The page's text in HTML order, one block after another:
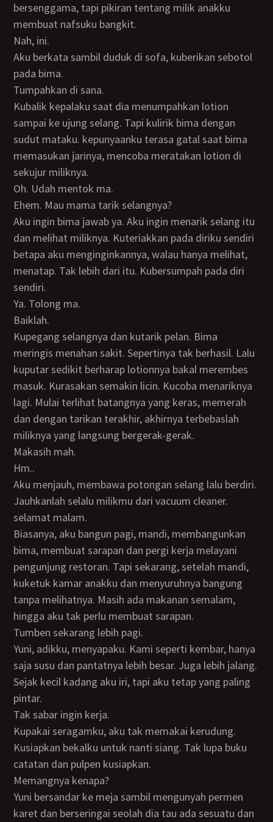
bersenggama, tapi pikiran tentang milik anakku
membuat nafsuku bangkit.
Nah, ini.
Aku berkata sambil duduk di sofa, kuberikan sebotol
pada bima.
Tumpahkan di sana.
Kubalik kepalaku saat dia menumpahkan lotion
sampai ke ujung selang. Tapi kulirik bima dengan
sudut mataku. kepunyaanku terasa gatal saat bima
memasukan jarinya, mencoba meratakan lotion di
sekujur miliknya.
Oh. Udah mentok ma.
Ehem. Mau mama tarik selangnya?
Aku ingin bima jawab ya. Aku ingin menarik selang itu
dan melihat miliknya. Kuteriakkan pada diriku sendiri
betapa aku menginginkannya, walau hanya melihat,
menatap. Tak lebih dari itu. Kubersumpah pada diri
sendiri.
Ya. Tolong ma.
Baiklah.
Kupegang selangnya dan kutarik pelan. Bima
meringis menahan sakit. Sepertinya tak berhasil. Lalu
kuputar sedikit berharap lotionnya bakal merembes
masuk. Kurasakan semakin licin. Kucoba menariknya
lagi. Mulai terlihat batangnya yang keras, memerah
dan dengan tarikan terakhir, akhirnya terbebaslah
miliknya yang langsung bergerak-gerak.
Makasih mah.
Hm..
Aku menjauh, membawa potongan selang lalu berdiri.
Jauhkanlah selalu milikmu dari vacuum cleaner.
selamat malam.
Biasanya, aku bangun pagi, mandi, membangunkan
bima, membuat sarapan dan pergi kerja melayani
pengunjung restoran. Tapi sekarang, setelah mandi,
kuketuk kamar anakku dan menyuruhnya bangung
tanpa melihatnya. Masih ada makanan semalam,
hingga aku tak perlu membuat sarapan.
Tumben sekarang lebih pagi.
Yuni, adikku, menyapaku. Kami seperti kembar, hanya
saja susu dan pantatnya lebih besar. Juga lebih jalang.
Sejak kecil kadang aku iri, tapi aku tetap yang paling
pintar.
Tak sabar ingin kerja.
Kupakai seragamku, aku tak memakai kerudung.
Kusiapkan bekalku untuk nanti siang. Tak lupa buku
catatan dan pulpen kusiapkan.
Memangnya kenapa?
Yuni bersandar ke meja sambil mengunyah permen
karet dan berseringai seolah dia tau ada sesuatu dan